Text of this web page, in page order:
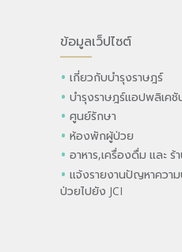
ข้อมูลเว็ปไซต์
เกี่ยวกับบำรุงราษฎร์
บำรุงราษฎร์แอปพลิเคชั
ศูนย์รักษา
ห้องพักผู้ป่วย
อาหาร,เครื่องดื่ม และ ร้
แจ้งรายงานปัญหาควา
ป่วยไปยัง JCI